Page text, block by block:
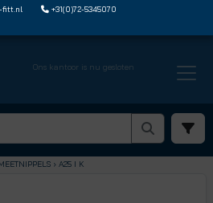
fitt.nl +31(0)72-5345070
Ons kantoor is nu gesloten
REGELVENTIELEN › FLOWCON BEHUIZINGEN
› A25 I K